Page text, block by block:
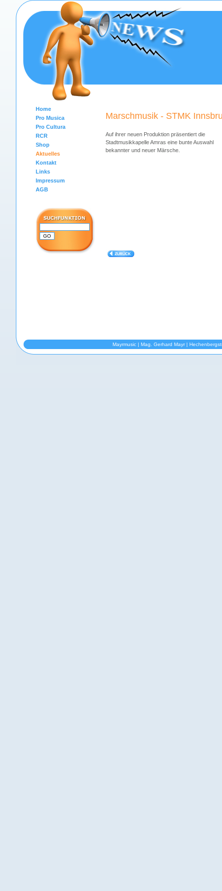
Home
Pro Musica
Pro Cultura
RCR
Shop
Aktuelles
Kontakt
Links
Impressum
AGB
Marschmusik - STMK
Auf ihrer neuen Produktion präsentiert die
Stadtmusikkapelle Amras eine bunte Auswahl
bekannter und neuer Märsche.
Mayrmusic | Mag. Gerhard Mayr |